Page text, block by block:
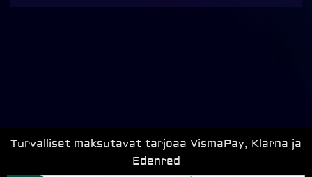
Turvalliset maksutavat tarjoaa VismaPay, Klarna ja
Edenred